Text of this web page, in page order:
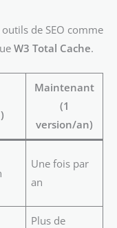
de SEO comme
W3 Total Cache.
Maintenant
(1
version/an)
Une fois par
an
Plus de